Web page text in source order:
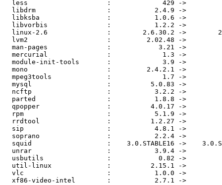
less                    :             429 ->
libdrm                  :           2.4.9 ->
libksba                 :           1.0.6 ->
libvorbis               :           1.2.2 ->
linux-2.6               :        2.6.30.2 ->
lvm2                    :         2.02.48 ->
man-pages               :            3.21 ->
mercurial               :             1.3 ->
module-init-tools       :             3.9 ->
mono                    :         2.4.2.1 ->
mpeg3tools              :             1.7 ->
mysql                   :          5.0.83 ->
ncftp                   :           3.2.2 ->
parted                  :           1.8.8 ->
qpopper                 :          4.0.17 ->
rpm                     :           5.1.9 ->
rrdtool                 :          1.2.27 ->
sip                     :           4.8.1 ->
soprano                 :           2.2.4 ->
squid                   :    3.0.STABLE16 ->
unrar                   :           3.9.4 ->
usbutils                :            0.82 ->
util-linux              :          2.15.1 ->
vlc                     :           1.0.0 ->
xf86-video-intel        :           2.7.1 ->